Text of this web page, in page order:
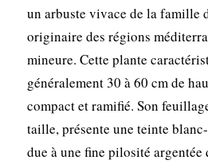
un arbuste vivace de la famille
originaire des régions
mineure. Cette plante
généralement 30 à 60 cm de
compact et ramifié. Son
taille, présente une teinte
due à une fine pilosité